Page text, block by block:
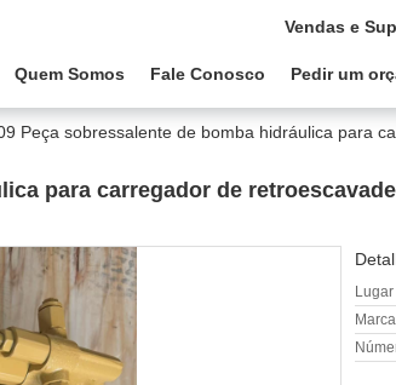
Vendas e
Quem Somos Fale Conosco Pedir um
Peça sobressalente de bomba hidráulica para
para carregador de